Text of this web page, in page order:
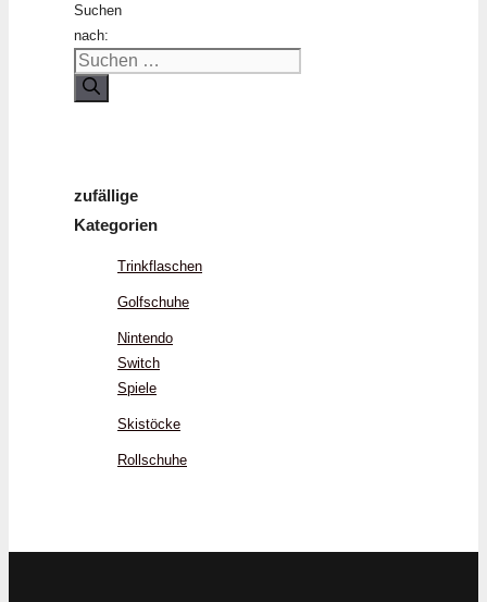
Suchen
nach:
zufällige
Kategorien
Trinkflaschen
Golfschuhe
Nintendo
Switch
Spiele
Skistöcke
Rollschuhe